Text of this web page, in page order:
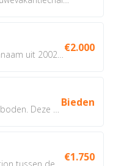
€2.000
Bieden
€1.750